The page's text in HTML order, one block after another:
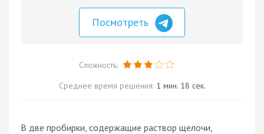
Посмотреть
Сложность:
Среднее время решения: 1 мин. 18 сек.
В две пробирки, содержащие раствор щелочи,